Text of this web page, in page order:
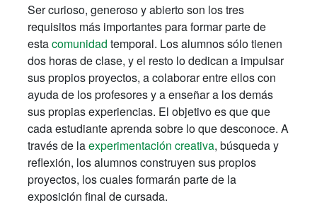
Ser curioso, generoso y abierto son los tres
requisitos más importantes para formar parte de
estacomunidad temporal. Los alumnos sólo tienen
dos horas de clase, y el resto lo dedican a impulsar
sus propios proyectos, a colaborar entre ellos con
ayuda de los profesores y a enseñar a los demás
sus propias experiencias. El objetivo es que que
cada estudiante aprenda sobre lo que desconoce. A
través de laexperimentación creativa, búsqueda y
reflexión, los alumnos construyen sus propios
proyectos, los cuales formarán parte de la
exposición final de cursada.